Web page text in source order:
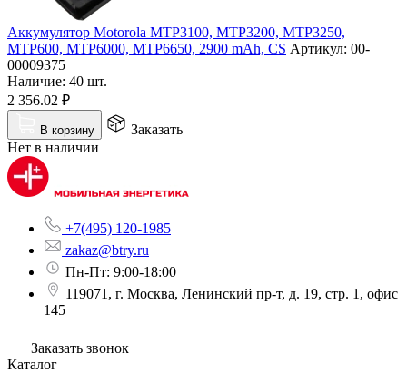
Аккумулятор Motorola MTP3100, MTP3200, MTP3250,
MTP600, MTP6000, MTP6650, 2900 mAh, CS Артикул: 00-
00009375
Наличие: 40 шт.
2 356.02 ₽
В корзину
Заказать
Нет в наличии
+7(495) 120-1985
zakaz@btry.ru
Пн-Пт: 9:00-18:00
119071, г. Москва, Ленинский пр-т, д. 19, стр. 1, офис
145
Заказать звонок
Каталог